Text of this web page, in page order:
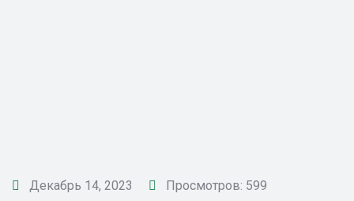
Декабрь 14, 2023 Просмотров: 599